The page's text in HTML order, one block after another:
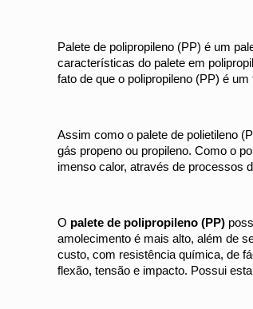
Palete de polipropileno (PP) é um
características do palete em
fato de que o polipropileno (PP) é
Assim como o palete de polietileno
gás propeno ou propileno. Como o
imenso calor, através de processos
O palete de polipropileno (PP)
amolecimento é mais alto, além de
custo, com resistência química, de
flexão, tensão e impacto. Possui